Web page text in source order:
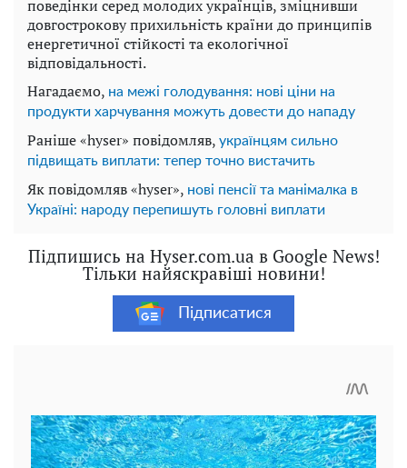
поведінки серед молодих українців, зміцнивши
довгострокову прихильність країни до принципів
енергетичної стійкості та екологічної
відповідальності.
Нагадаємо, на межі голодування: нові ціни на
продукти харчування можуть довести до нападу
Раніше «hyser» повідомляв, українцям сильно
підвищать виплати: тепер точно вистачить
Як повідомляв «hyser», нові пенсії та манімалка в
Україні: народу перепишуть головні виплати
Підпишись на Hyser.com.ua в Google News!
Тільки найяскравіші новини!
Підписатися